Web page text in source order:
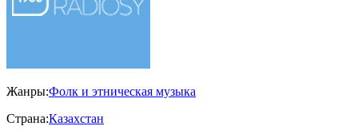
Жанры:Фолк и этническая музыка
Страна:Казахстан